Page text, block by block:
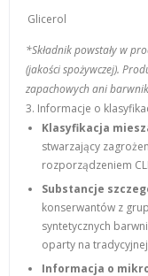
Glicerol
*Składnik powstały w
(jakości spożywczej).
zapachowych ani
3. Informacje o
Klasyfikacja
stwarzający
rozporządzeniem
Substancje
konserwantów z
syntetycznych
oparty na
Informacja o